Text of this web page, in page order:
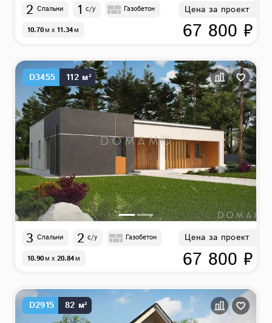
2 Спальни 1 с/у Газобетон
10.70м x 11.34м
Цена за проект
67 800 ₽
D3455 112 м²
3 Спальни 2 с/у Газобетон
10.90м x 20.84м
Цена за проект
67 800 ₽
D2915 82 м²